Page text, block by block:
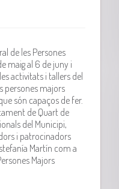
de les Persones
maig al 6 de juny i
activitats i tallers del
persones majors
són capaços de fer.
de Quart de
del Municipi,
i patrocinadors
Martín com a
Majors